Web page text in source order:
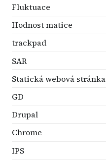
Fluktuace
Hodnost matice
trackpad
SAR
Statická webová stránka
GD
Drupal
Chrome
IPS